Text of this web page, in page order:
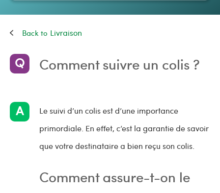
Livraison
Comment suivre un colis ?
Le suivi d’un colis est d’une importance
primordiale. En effet, c’est la garantie de savoir
que votre destinataire a bien reçu son colis.
Comment assure-t-on le